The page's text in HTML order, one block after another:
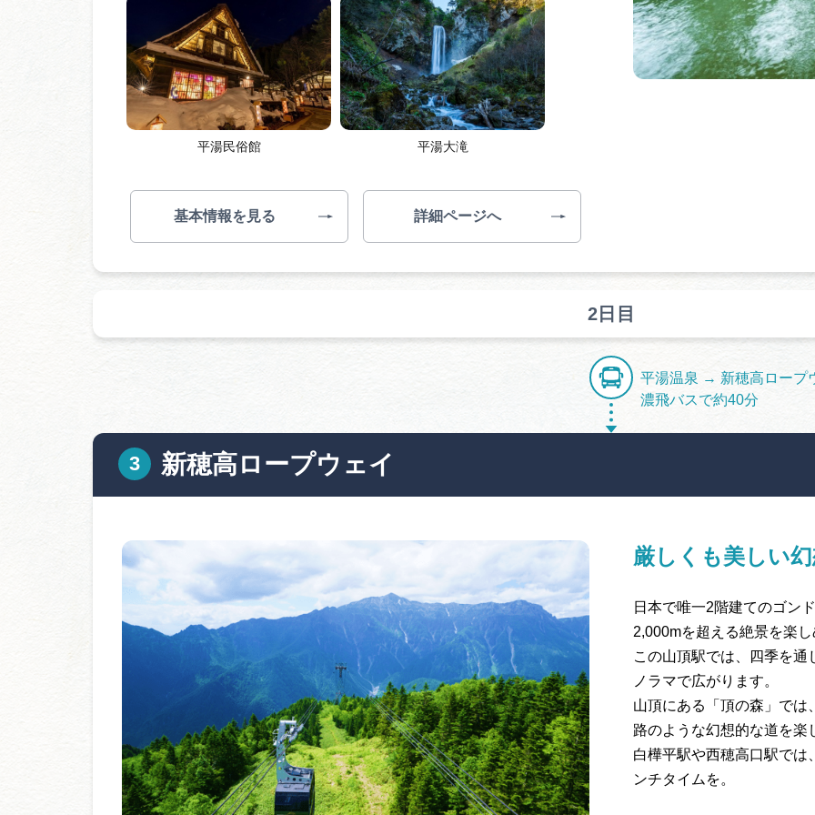
平湯民俗館 平湯大滝
基本情報を見る 詳細ページへ
2日目
平湯温泉 → 新穂高ロープ
濃飛バスで約40分
新穂高ロープウェイ
厳しくも美しい
日本で唯一2階建てのゴン
2,000mを超える絶景を楽
この山頂駅では、四季を
ノラマで広がります。
山頂にある「頂の森」では
路のような幻想的な道を楽
白樺平駅や西穂高口駅では
ンチタイムを。